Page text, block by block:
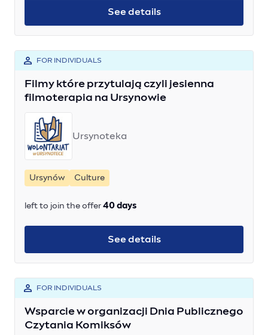
See details
FOR INDIVIDUALS
Filmy które przytulają czyli jesienna
filmoterapia na Ursynowie
Ursynoteka
Ursynów Culture
left to join the offer 40 days
See details
FOR INDIVIDUALS
Wsparcie w organizacji Dnia Publicznego
Czytania Komiksów